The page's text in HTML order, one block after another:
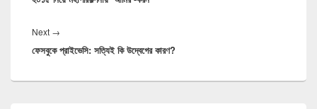
Next →
post:
ফেসবুকে প্রাইভেসি: সত্যিই কি উদ্বেগের কারণ?